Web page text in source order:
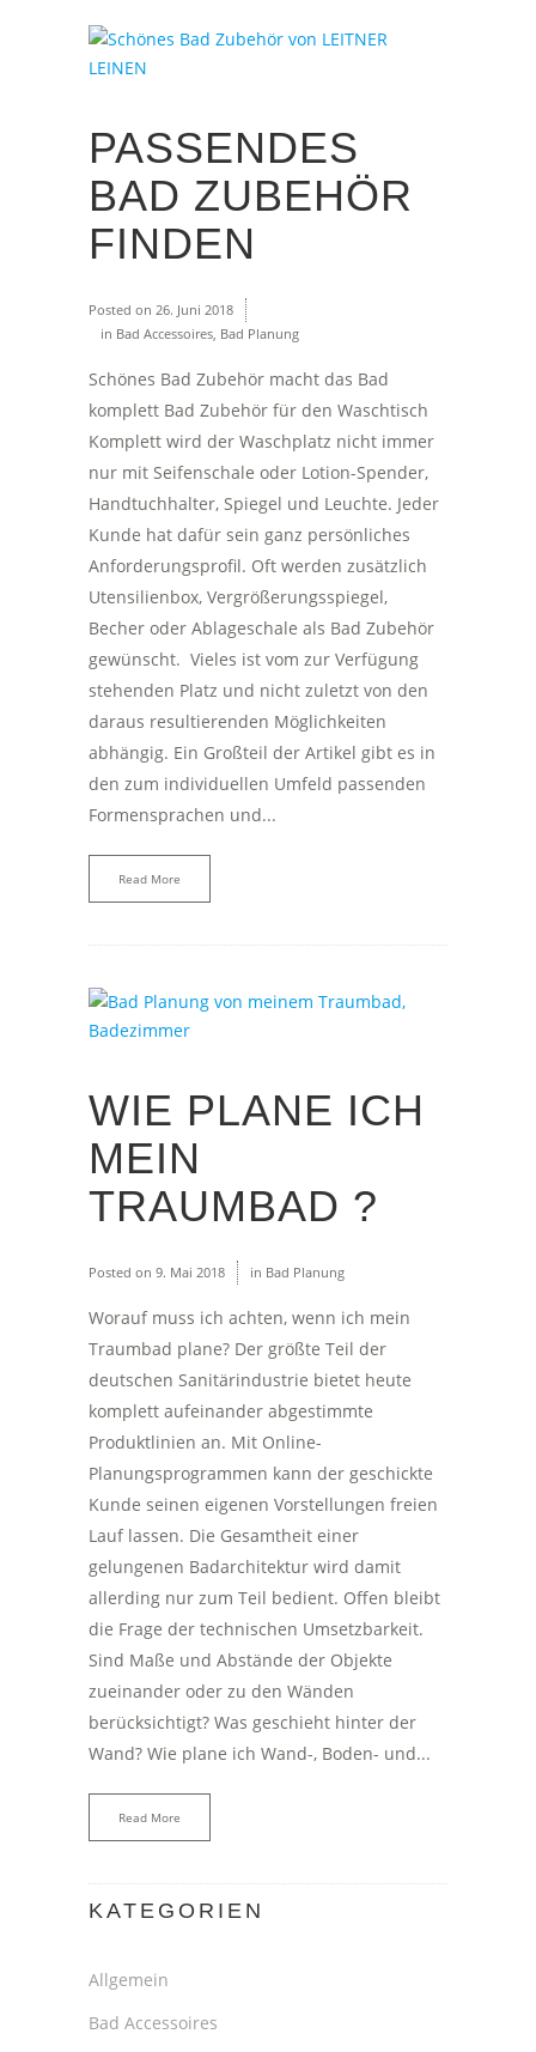
PASSENDES
BAD ZUBEHÖR
FINDEN
Posted on 26. Juni 2018
in Bad Accessoires Bad Planung
Schönes Bad Zubehör macht das Bad
komplett Bad Zubehör für den Waschtisch
Komplett wird der Waschplatz nicht immer
nur mit Seifenschale oder Lotion-Spender,
Handtuchhalter, Spiegel und Leuchte. Jeder
Kunde hat dafür sein ganz persönliches
Anforderungsprofil. Oft werden zusätzlich
Utensilienbox, Vergrößerungsspiegel,
Becher oder Ablageschale als Bad Zubehör
gewünscht. Vieles ist vom zur Verfügung
stehenden Platz und nicht zuletzt von den
daraus resultierenden Möglichkeiten
abhängig. Ein Großteil der Artikel gibt es in
den zum individuellen Umfeld passenden
Formensprachen und...
Read More
WIE PLANE ICH
MEIN
TRAUMBAD ?
Posted on 9. Mai 2018 in Bad Planung
Worauf muss ich achten, wenn ich mein
Traumbad plane? Der größte Teil der
deutschen Sanitärindustrie bietet heute
komplett aufeinander abgestimmte
Produktlinien an. Mit Online-
Planungsprogrammen kann der geschickte
Kunde seinen eigenen Vorstellungen freien
Lauf lassen. Die Gesamtheit einer
gelungenen Badarchitektur wird damit
allerding nur zum Teil bedient. Offen bleibt
die Frage der technischen Umsetzbarkeit.
Sind Maße und Abstände der Objekte
zueinander oder zu den Wänden
berücksichtigt? Was geschieht hinter der
Wand? Wie plane ich Wand-, Boden- und...
Read More
KATEGORIEN
Allgemein
Bad Accessoires